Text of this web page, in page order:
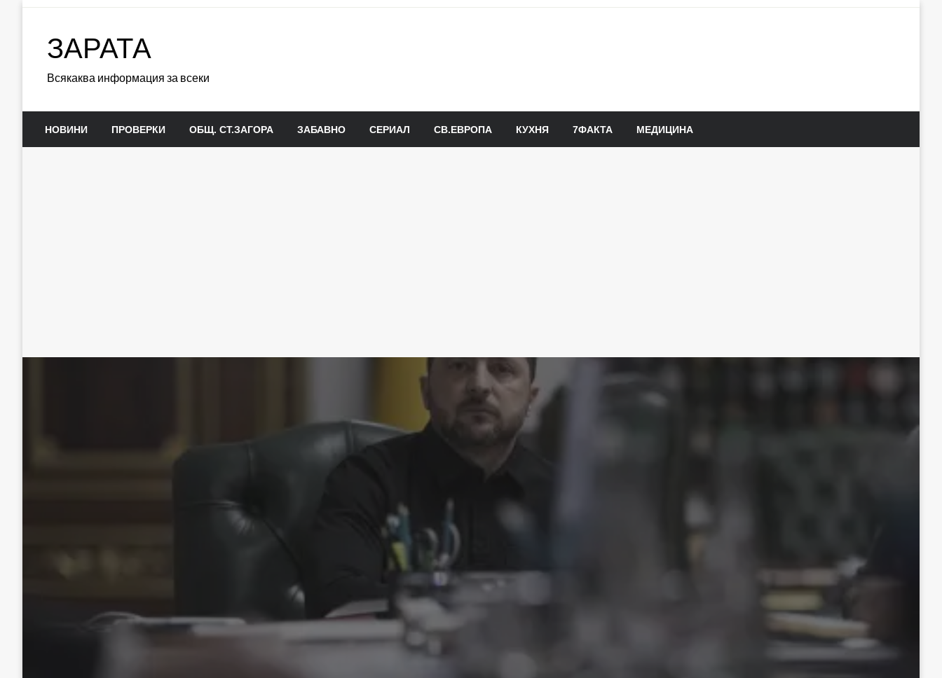
ЗАРАТА
Всякаква информация за всеки
НОВИНИ ПРОВЕРКИ ОБЩ. СТ.ЗАГОРА ЗАБАВНО СЕРИАЛ СВ.ЕВРОПА КУХНЯ 7ФАКТА МЕДИЦИНА